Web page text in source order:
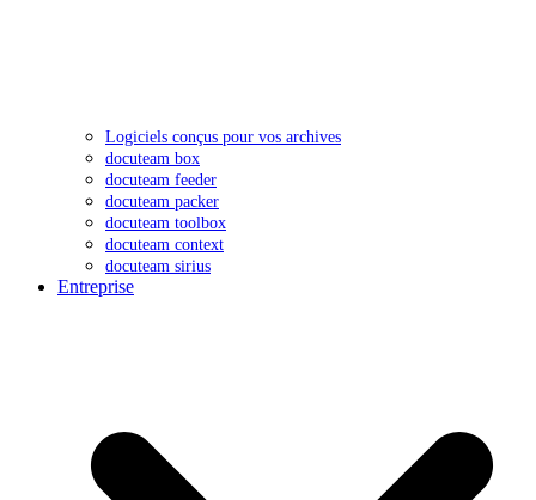
Logiciels conçus pour vos archives
docuteam box
docuteam feeder
docuteam packer
docuteam toolbox
docuteam context
docuteam sirius
Entreprise